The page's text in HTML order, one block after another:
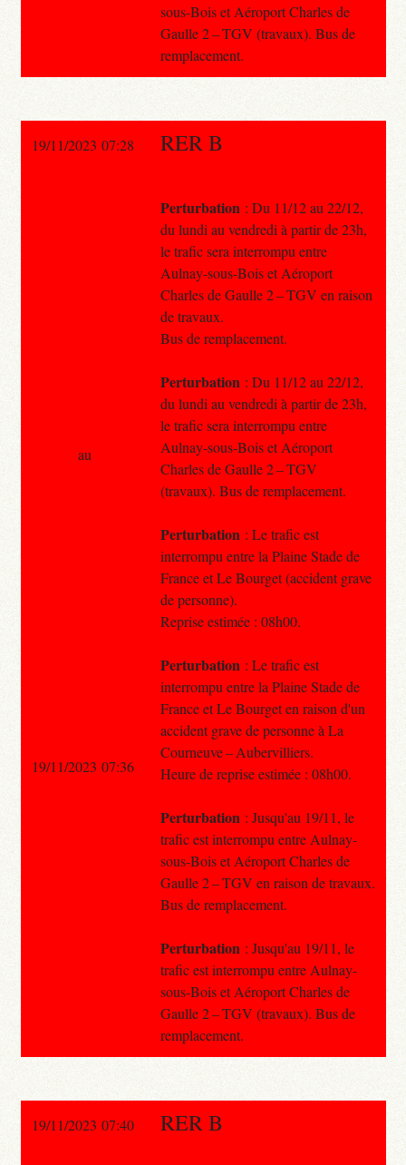
sous-Bois et Aéroport Charles de
Gaulle 2 – TGV (travaux). Bus de
remplacement.
19/11/2023 07:28 RER B
Perturbation : Du 11/12 au 22/12,
du lundi au vendredi à partir de 23h,
le trafic sera interrompu entre
Aulnay-sous-Bois et Aéroport
Charles de Gaulle 2 – TGV en raison
de travaux.
Bus de remplacement.
Perturbation : Du 11/12 au 22/12,
du lundi au vendredi à partir de 23h,
le trafic sera interrompu entre
Aulnay-sous-Bois et Aéroport
Charles de Gaulle 2 – TGV
(travaux). Bus de remplacement.
Perturbation : Le trafic est
interrompu entre la Plaine Stade de
France et Le Bourget (accident grave
de personne).
Reprise estimée : 08h00.
Perturbation : Le trafic est
interrompu entre la Plaine Stade de
France et Le Bourget en raison d'un
accident grave de personne à La
Courneuve – Aubervilliers.
Heure de reprise estimée : 08h00.
Perturbation : Jusqu'au 19/11, le
trafic est interrompu entre Aulnay-
sous-Bois et Aéroport Charles de
Gaulle 2 – TGV en raison de travaux.
Bus de remplacement.
Perturbation : Jusqu'au 19/11, le
trafic est interrompu entre Aulnay-
sous-Bois et Aéroport Charles de
Gaulle 2 – TGV (travaux). Bus de
remplacement.
au
19/11/2023 07:36
19/11/2023 07:40 RER B